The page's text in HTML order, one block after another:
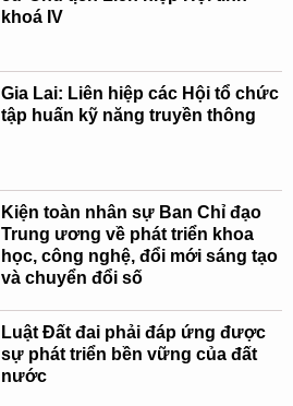
khoá IV
Gia Lai: Liên hiệp các Hội tổ chức
tập huấn kỹ năng truyền thông
Kiện toàn nhân sự Ban Chỉ đạo
Trung ương về phát triển khoa
học, công nghệ, đổi mới sáng tạo
và chuyển đổi số
Luật Đất đai phải đáp ứng được
sự phát triển bền vững của đất
nước